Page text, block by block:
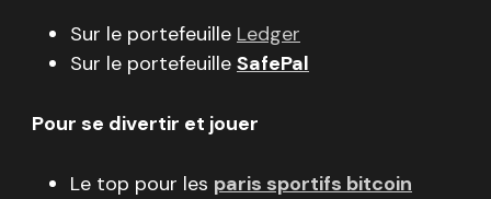
Sur le portefeuille Ledger
Sur le portefeuille SafePal
Pour se divertir et jouer
Le top pour les paris sportifs bitcoin